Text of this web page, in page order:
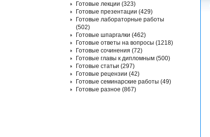
Готовые лекции (323)
Готовые презентации (429)
Готовые лабораторные работы
(502)
Готовые шпаргалки (462)
Готовые ответы на вопросы (1218)
Готовые сочинения (72)
Готовые главы к дипломным (500)
Готовые статьи (297)
Готовые рецензии (42)
Готовые семинарские работы (49)
Готовые разное (867)